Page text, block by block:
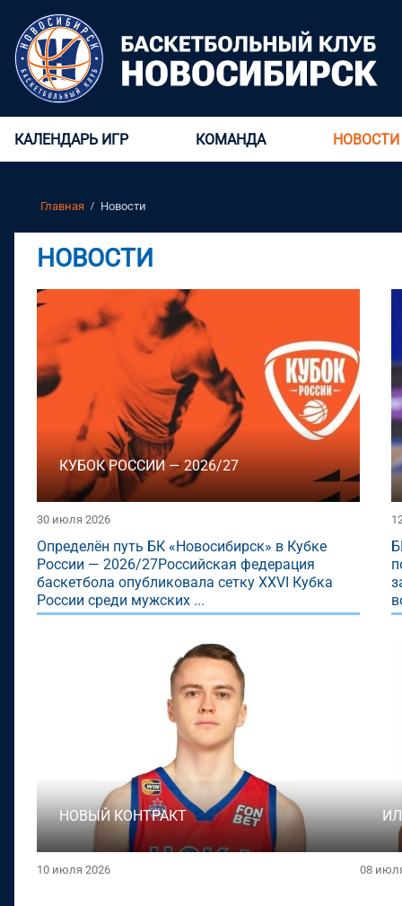
КАЛЕНДАРЬ ИГР КОМАНДА НОВОСТИ
Главная Новости
НОВОСТИ
КУБОК РОССИИ — 2026/27
30 июля 2026
Определён путь БК «Новосибирск» в Кубке
России — 2026/27Российская федерация
баскетбола опубликовала сетку XXVI Кубка
России среди мужских ...
НОВЫЙ КОНТРАКТ
10 июля 2026 08